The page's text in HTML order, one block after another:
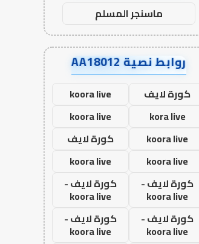
ماسنجر المسلم
روابط نصية AA18012
كورة لايف
koora live
kora live
koora live
koora live
كورة لايف
koora live
koora live
كورة لايف -
koora live
كورة لايف -
koora live
كورة لايف -
koora live
كورة لايف -
koora live